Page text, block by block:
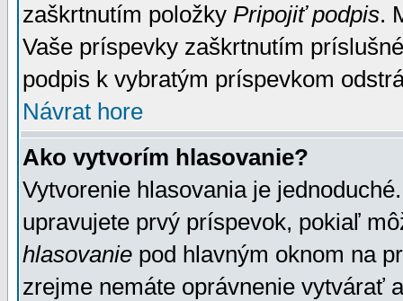
zaškrtnutím položky Pripojiť podpis.
Vaše príspevky zaškrtnutím
podpis k vybratým príspevkom
Návrat hore
Ako vytvorím hlasovanie?
Vytvorenie hlasovania je
upravujete prvý príspevok, pokiaľ
hlasovanie pod hlavným oknom na
zrejme nemáte oprávnenie vytvárať